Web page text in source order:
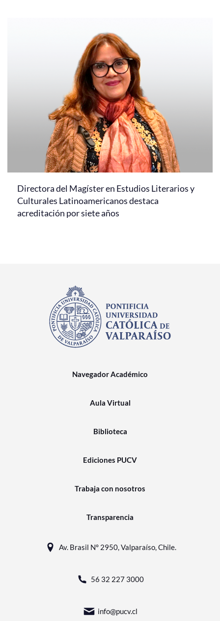
Directora del Magíster en Estudios Literarios y
Culturales Latinoamericanos destaca
acreditación por siete años
Navegador Académico
Aula Virtual
Biblioteca
Ediciones PUCV
Trabaja con nosotros
Transparencia
Av. Brasil N° 2950, Valparaíso, Chile.
56 32 227 3000
info@pucv.cl